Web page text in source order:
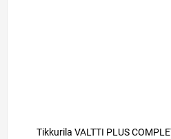
Tikkurila VALTTI PLUS